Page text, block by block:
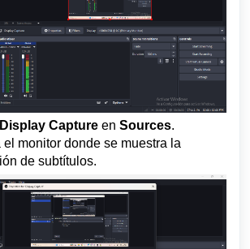
Display Capture en Sources.
monitor donde se muestra la
de subtítulos.